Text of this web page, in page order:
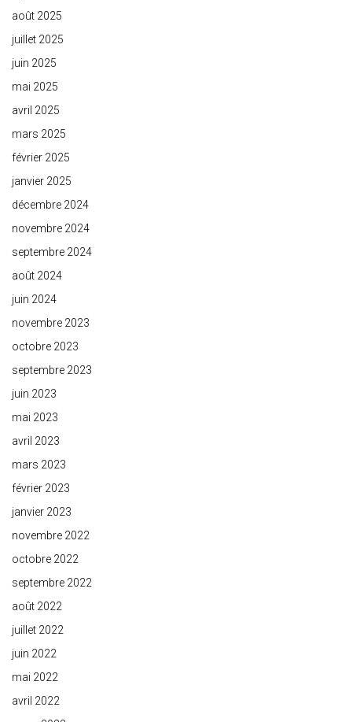
août 2025
juillet 2025
juin 2025
mai 2025
avril 2025
mars 2025
février 2025
janvier 2025
décembre 2024
novembre 2024
septembre 2024
août 2024
juin 2024
novembre 2023
octobre 2023
septembre 2023
juin 2023
mai 2023
avril 2023
mars 2023
février 2023
janvier 2023
novembre 2022
octobre 2022
septembre 2022
août 2022
juillet 2022
juin 2022
mai 2022
avril 2022